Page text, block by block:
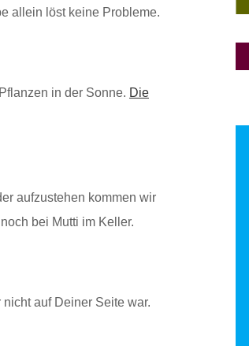
allein löst keine Probleme.
in der Sonne. Die
aufzustehen kommen wir
bei Mutti im Keller.
auf Deiner Seite war.